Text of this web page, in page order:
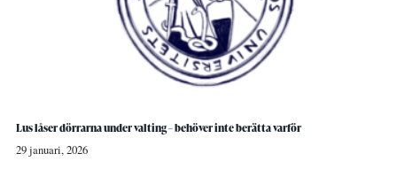
Lus låser dörrarna under valting – behöver inte berätta varför
29 januari, 2026